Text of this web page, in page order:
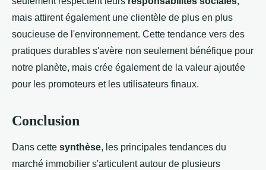
mais attirent également une clientèle de plus en plus
soucieuse de l'environnement. Cette tendance vers des
pratiques durables s'avère non seulement bénéfique pour
notre planète, mais crée également de la valeur ajoutée
pour les promoteurs et les utilisateurs finaux.
Conclusion
Dans cette synthèse, les principales tendances du
marché immobilier s'articulent autour de plusieurs